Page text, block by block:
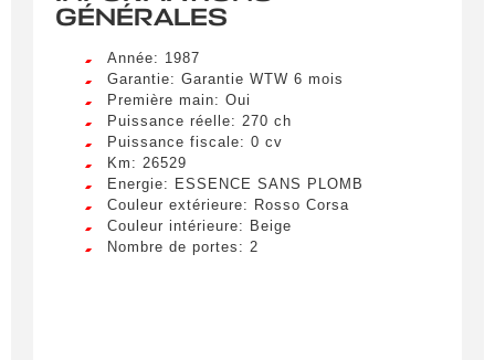
GÉNÉRALES
Année: 1987
Garantie: Garantie WTW 6 mois
Première main: Oui
Puissance réelle: 270 ch
Puissance fiscale: 0 cv
Km: 26529
Energie: ESSENCE SANS PLOMB
Couleur extérieure: Rosso Corsa
Couleur intérieure: Beige
Nombre de portes: 2